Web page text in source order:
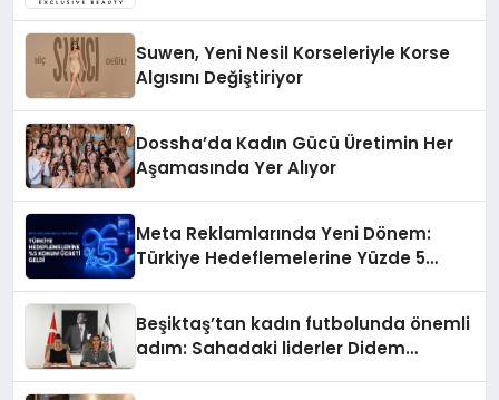
Suwen, Yeni Nesil Korseleriyle Korse
Algısını Değiştiriyor
Dossha’da Kadın Gücü Üretimin Her
Aşamasında Yer Alıyor
Meta Reklamlarında Yeni Dönem:
Türkiye Hedeflemelerine Yüzde 5
Beşiktaş’tan kadın futbolunda önemli
adım: Sahadaki liderler Didem